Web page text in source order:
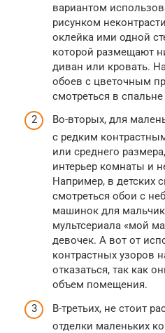
вариантом
рисунком
оклейка ими одной
которой размещают
диван или кровать.
обоев с цветочным
смотреться в
Во-вторых, для
с редким
или среднего
интерьер комнаты и
Например, в детских
смотреться обои с
машинок для
мультсериала «мой
девочек. А вот от
контрастных узоров
отказаться, так как
объем помещения.
В-третьих, не стоит
отделки маленьких